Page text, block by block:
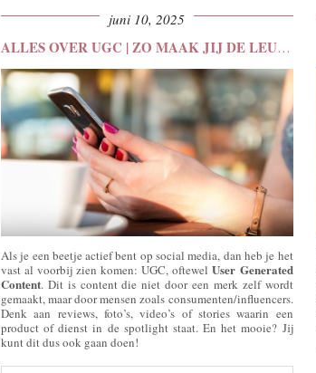
juni 10, 2025
ALLES OVER UGC | ZO MAAK JIJ DE LEUKSTE …
Als je een beetje actief bent op social media, dan heb je het
vast al voorbij zien komen: UGC, oftewelUser Generated
Content. Dit is content die niet door een merk zelf wordt
gemaakt, maar door mensen zoals consumenten/influencers.
Denk aan reviews, foto’s, video’s of stories waarin een
product of dienst in de spotlight staat. En het mooie? Jij
kunt dit dus ook gaan doen!